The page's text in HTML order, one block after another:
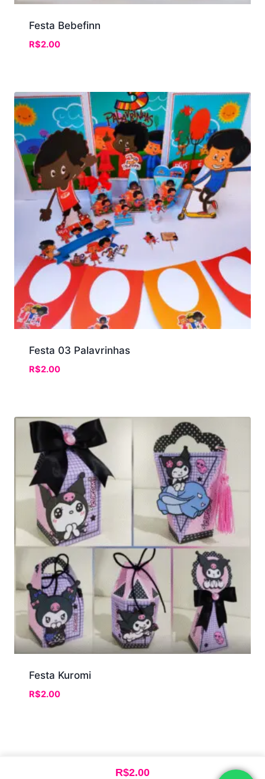
Festa Bebefinn
R$2.00
Festa 03 Palavrinhas
R$2.00
Festa Kuromi
R$2.00
R$2.00